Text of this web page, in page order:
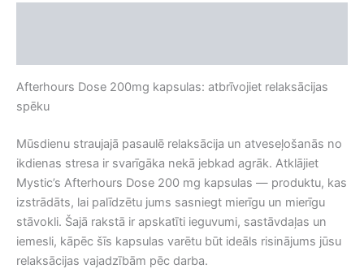
Afterhours Dose 200mg kapsulas: atbrīvojiet relaksācijas
spēku
Mūsdienu straujajā pasaulē relaksācija un atveseļošanās no
ikdienas stresa ir svarīgāka nekā jebkad agrāk. Atklājiet
Mystic’s Afterhours Dose 200 mg kapsulas — produktu, kas
izstrādāts, lai palīdzētu jums sasniegt mierīgu un mierīgu
stāvokli. Šajā rakstā ir apskatīti ieguvumi, sastāvdaļas un
iemesli, kāpēc šīs kapsulas varētu būt ideāls risinājums jūsu
relaksācijas vajadzībām pēc darba.